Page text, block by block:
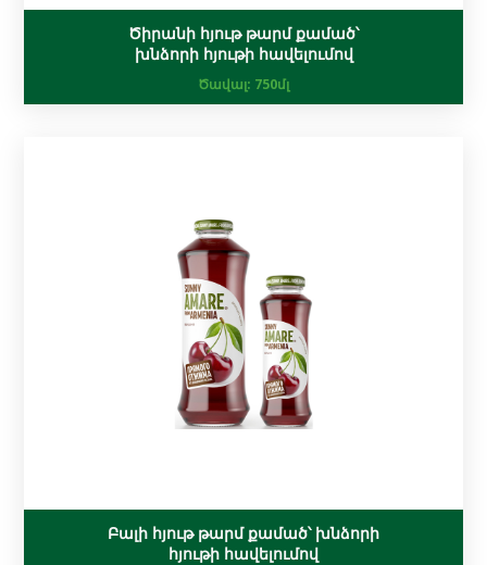
Ծիրանի հյութ թարմ քամած՝
խնձորի հյութի հավելումով
Ծավալ: 750մլ
Բալի հյութ թարմ քամած՝ խնձորի
հյութի հավելումով